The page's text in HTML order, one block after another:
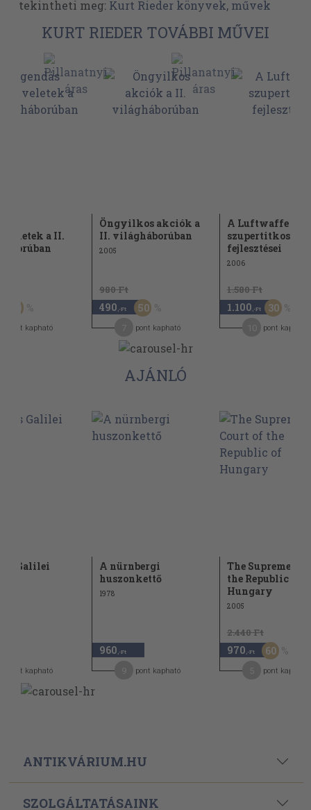
tekintheti meg: Kurt Rieder könyvek, művek
KURT RIEDER TOVÁBBI MŰVEI
a II.
50
pont kapható
Öngyilkos akciók a
II. világháborúban
2005
980 Ft
490 ,-Ft 50
pont kapható
A Luftwaffe
szupertitkos
fejlesztései
2006
1.580 Ft
1.100 ,-Ft 30
pont kapható
AJÁNLÓ
és Galilei
pont kapható
A nürnbergi
huszonkettő
1978
960 ,-Ft
pont kapható
The Supreme
the Republic of
Hungary
2005
2.440 Ft
970 ,-Ft 60
pont kapható
ANTIKVÁRIUM.HU
SZOLGÁLTATÁSAINK